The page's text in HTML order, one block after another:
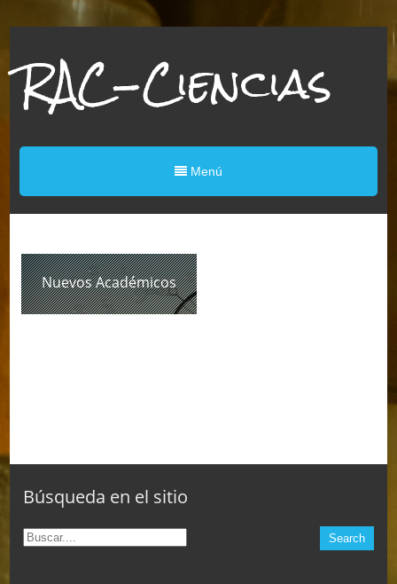
RAC-Ciencias
Menú
Nuevos Académicos
Búsqueda en el sitio